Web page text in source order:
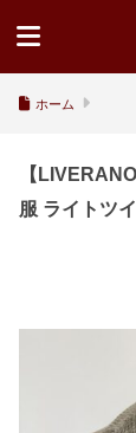
ホーム
【
服 ライトツ